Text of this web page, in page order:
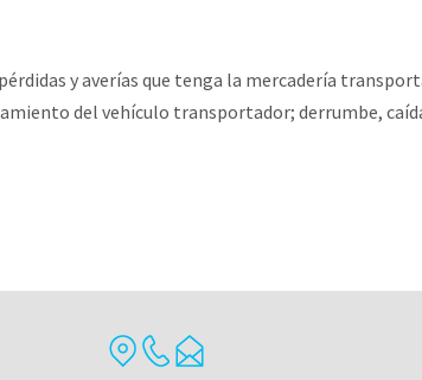
y averías que tenga la mercadería
del vehículo transportador; derrumbe,